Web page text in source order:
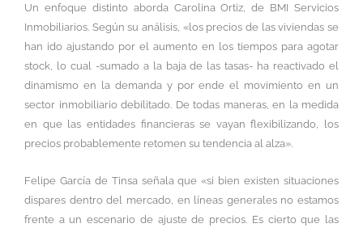
Un enfoque distinto aborda Carolina Ortiz, de BMI Servicios
Inmobiliarios. Según su análisis, «los precios de las viviendas se
han ido ajustando por el aumento en los tiempos para agotar
stock, lo cual -sumado a la baja de las tasas- ha reactivado el
dinamismo en la demanda y por ende el movimiento en un
sector inmobiliario debilitado. De todas maneras, en la medida
en que las entidades financieras se vayan flexibilizando, los
precios probablemente retomen su tendencia al alza».
Felipe García de Tinsa señala que «si bien existen situaciones
dispares dentro del mercado, en líneas generales no estamos
frente a un escenario de ajuste de precios. Es cierto que las